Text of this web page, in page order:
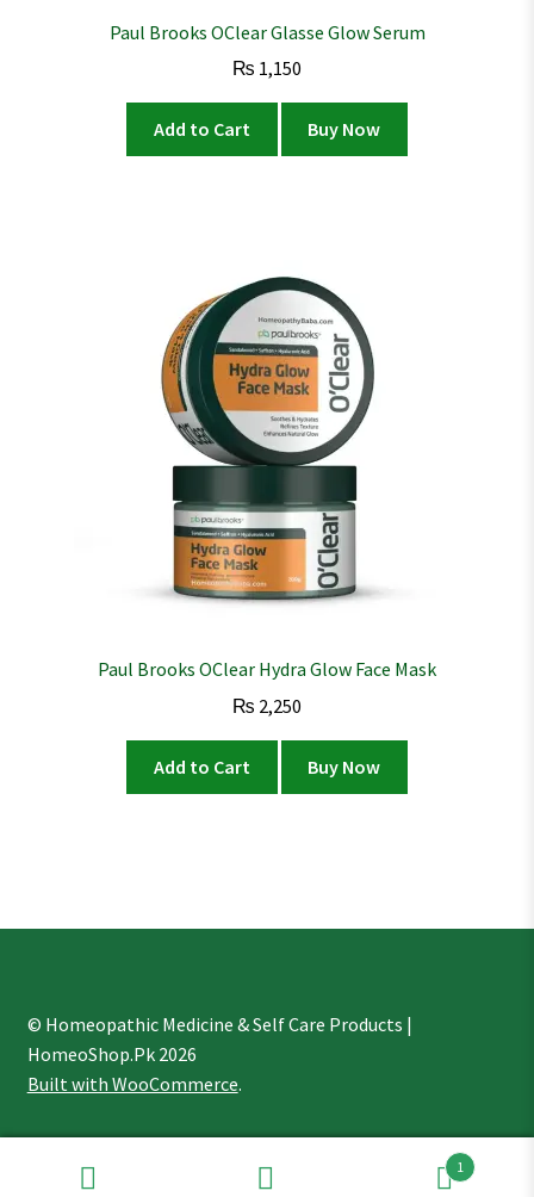
Paul Brooks OClear Glasse Glow Serum
₨ 1,150
Add to Cart Buy Now
Paul Brooks OClear Hydra Glow Face Mask
₨ 2,250
Add to Cart Buy Now
© Homeopathic Medicine & Self Care Products |
HomeoShop.Pk 2026
Built with WooCommerce.
1